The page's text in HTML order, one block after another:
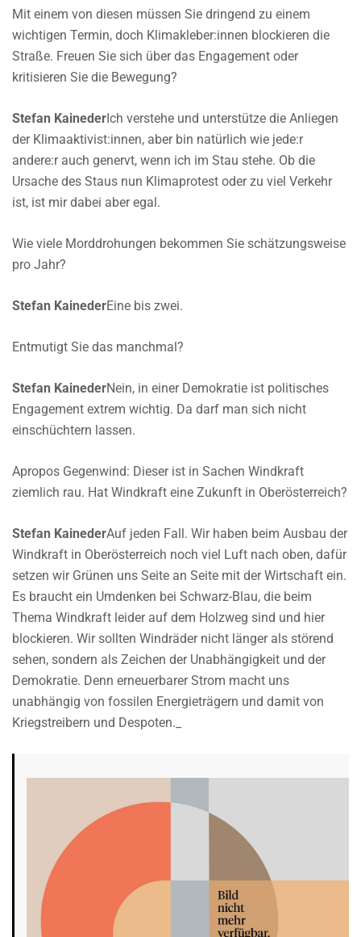
Mit einem von diesen müssen Sie dringend zu einem
wichtigen Termin, doch Klimakleber:innen blockieren die
Straße. Freuen Sie sich über das Engagement oder
kritisieren Sie die Bewegung?
Stefan KainederIch verstehe und unterstütze die Anliegen
der Klimaaktivist:innen, aber bin natürlich wie jede:r
andere:r auch genervt, wenn ich im Stau stehe. Ob die
Ursache des Staus nun Klimaprotest oder zu viel Verkehr
ist, ist mir dabei aber egal.
Wie viele Morddrohungen bekommen Sie schätzungsweise
pro Jahr?
Stefan KainederEine bis zwei.
Entmutigt Sie das manchmal?
Stefan KainederNein, in einer Demokratie ist politisches
Engagement extrem wichtig. Da darf man sich nicht
einschüchtern lassen.
Apropos Gegenwind: Dieser ist in Sachen Windkraft
ziemlich rau. Hat Windkraft eine Zukunft in Oberösterreich?
Stefan KainederAuf jeden Fall. Wir haben beim Ausbau der
Windkraft in Oberösterreich noch viel Luft nach oben, dafür
setzen wir Grünen uns Seite an Seite mit der Wirtschaft ein.
Es braucht ein Umdenken bei Schwarz-Blau, die beim
Thema Windkraft leider auf dem Holzweg sind und hier
blockieren. Wir sollten Windräder nicht länger als störend
sehen, sondern als Zeichen der Unabhängigkeit und der
Demokratie. Denn erneuerbarer Strom macht uns
unabhängig von fossilen Energieträgern und damit von
Kriegstreibern und Despoten._